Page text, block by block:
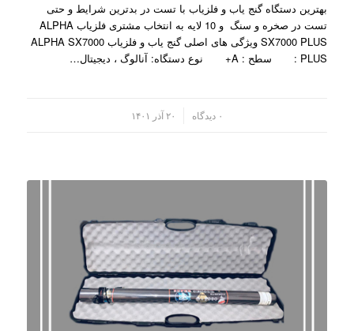
بهترین دستگاه گنج یاب و فلزیاب با تست در بدترین شرایط و حتی
تست در صخره و سنگ و 10 لایه به انتخاب مشتری فلزیاب ALPHA
SX7000 PLUS ویژگی های اصلی گنج یاب و فلزیاب ALPHA SX7000
PLUS : سطح : A+ نوع دستگاه: آنالوگ ، دیجیتال…
۰ دیدگاه ۲۰ آذر ۱۴۰۱